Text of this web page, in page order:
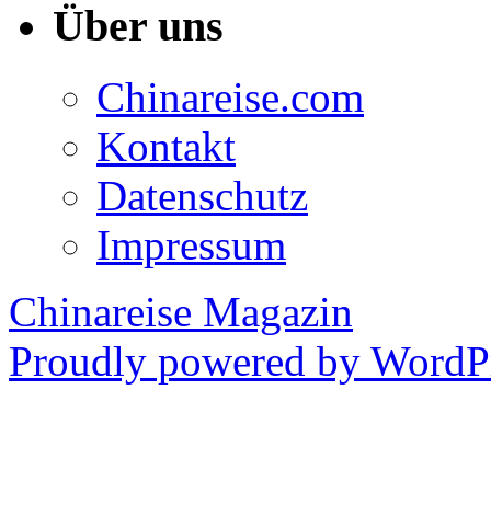
Über uns
Chinareise.com
Kontakt
Datenschutz
Impressum
Chinareise Magazin
Proudly powered by